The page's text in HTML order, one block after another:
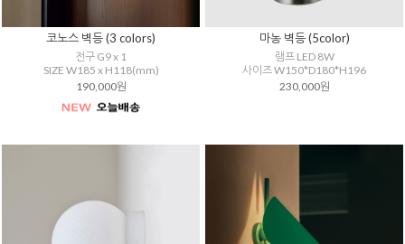
코노스 벽등 (3 colors)
전구 G9 x 1
SIZE W185 x H118(mm)
190,000원
마농 벽등 (5color)
램프 LED 8W
사이즈 W150*D180*H196
230,000원